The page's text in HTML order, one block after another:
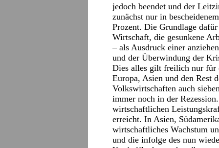
jedoch beendet und der
zunächst nur in
Prozent. Die Grundlage
Wirtschaft, die gesunkene
– als Ausdruck einer
und der Überwindung der
Dies alles gilt freilich nur für
Europa, Asien und den Rest
Volkswirtschaften auch
immer noch in der
wirtschaftlichen
erreicht. In Asien,
wirtschaftliches Wachstum
und die infolge des nun